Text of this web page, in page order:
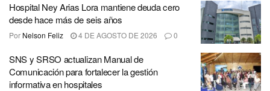
Hospital Ney Arias Lora mantiene deuda cero
desde hace más de seis años
Por Nelson Feliz 4 DE AGOSTO DE 2026 0
SNS y SRSO actualizan Manual de
Comunicación para fortalecer la gestión
informativa en hospitales